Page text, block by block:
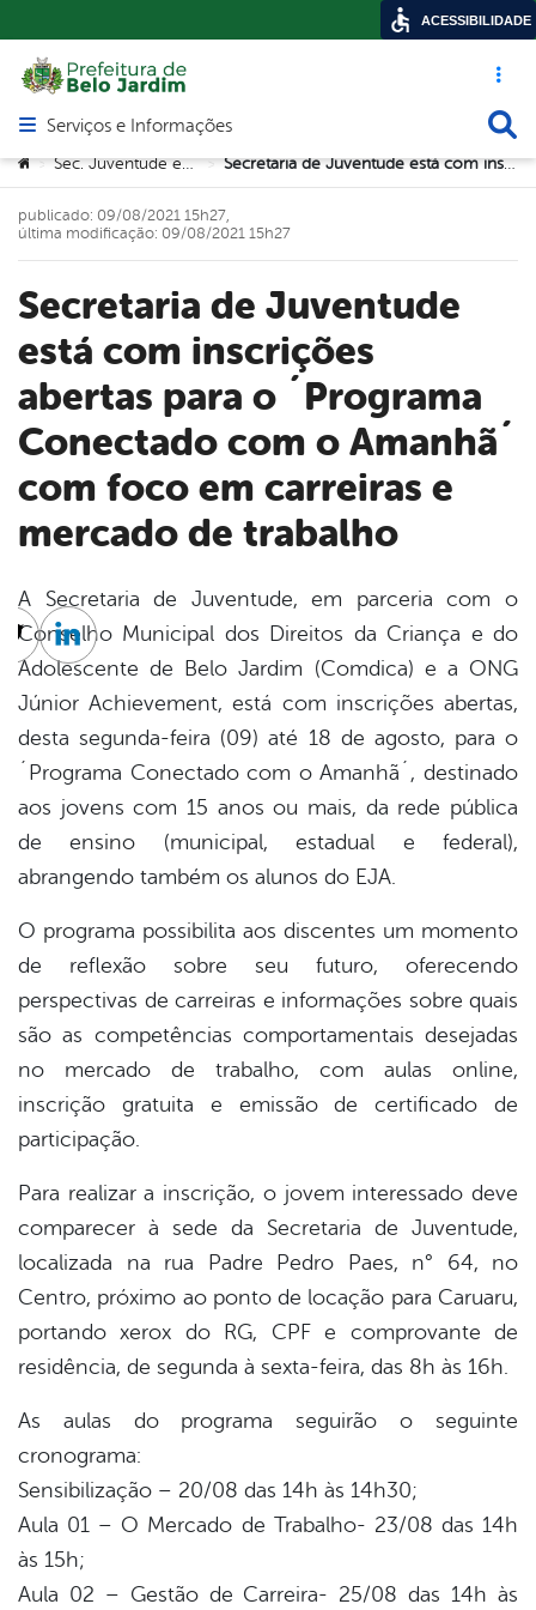
Acesso
Abrir menu principal de navegação
Serviços e Informações
Você está aqui:
> Sec. Juventude e Trabalho > Secretaria de Juventude está com inscrições abertas para o ´Programa Conectado com o Amanhã´ com foco em carreiras e mercado de trabalho
Secretaria de Juventude
está com inscrições
abertas para o ´Programa
Conectado com o Amanhã´
com foco em carreiras e
mercado de trabalho
publicado: 09/08/2021 15h27,
última modificação: 09/08/2021 15h27
A Secretaria de Juventude, em parceria com o
Conselho Municipal dos Direitos da Criança e do
Adolescente de Belo Jardim (Comdica) e a ONG
Júnior Achievement, está com inscrições abertas,
desta segunda-feira (09) até 18 de agosto, para o
´Programa Conectado com o Amanhã´, destinado
aos jovens com 15 anos ou mais, da rede pública
de ensino (municipal, estadual e federal),
abrangendo também os alunos do EJA.
O programa possibilita aos discentes um momento
de reflexão sobre seu futuro, oferecendo
perspectivas de carreiras e informações sobre quais
são as competências comportamentais desejadas
no mercado de trabalho, com aulas online,
inscrição gratuita e emissão de certificado de
participação.
Para realizar a inscrição, o jovem interessado deve
comparecer à sede da Secretaria de Juventude,
localizada na rua Padre Pedro Paes, n° 64, no
Centro, próximo ao ponto de locação para Caruaru,
portando xerox do RG, CPF e comprovante de
residência, de segunda à sexta-feira, das 8h às 16h.
As aulas do programa seguirão o seguinte
cronograma:
Sensibilização – 20/08 das 14h às 14h30;
Aula 01 – O Mercado de Trabalho- 23/08 das 14h
às 15h;
Aula 02 – Gestão de Carreira- 25/08 das 14h às
Twitter
Linkedin
ACESSIBILIDADE